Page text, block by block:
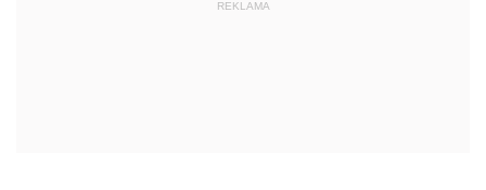
REKLAMA